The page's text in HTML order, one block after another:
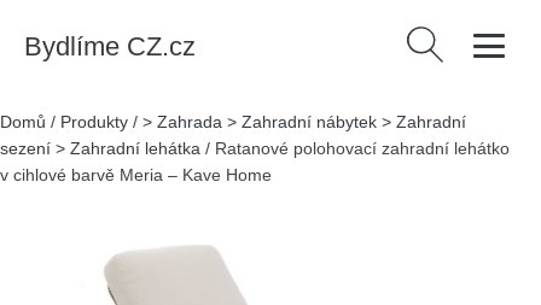
Bydlíme CZ.cz Vyhledávání
Domů / Produkty / > Zahrada > Zahradní nábytek > Zahradní
sezení > Zahradní lehátka / Ratanové polohovací zahradní lehátko
v cihlové barvě Meria – Kave Home